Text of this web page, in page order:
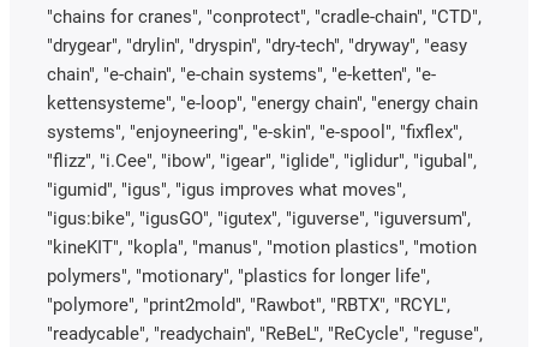
"chains for cranes", "conprotect", "cradle-chain", "CTD",
"drygear", "drylin", "dryspin", "dry-tech", "dryway", "easy
chain", "e-chain", "e-chain systems", "e-ketten", "e-
kettensysteme", "e-loop", "energy chain", "energy chain
systems", "enjoyneering", "e-skin", "e-spool", "fixflex",
"flizz", "i.Cee", "ibow", "igear", "iglide", "iglidur", "igubal",
"igumid", "igus", "igus improves what moves",
"igus:bike", "igusGO", "igutex", "iguverse", "iguversum",
"kineKIT", "kopla", "manus", "motion plastics", "motion
polymers", "motionary", "plastics for longer life",
"polymore", "print2mold", "Rawbot", "RBTX", "RCYL",
"readycable", "readychain", "ReBeL", "ReCycle", "reguse",